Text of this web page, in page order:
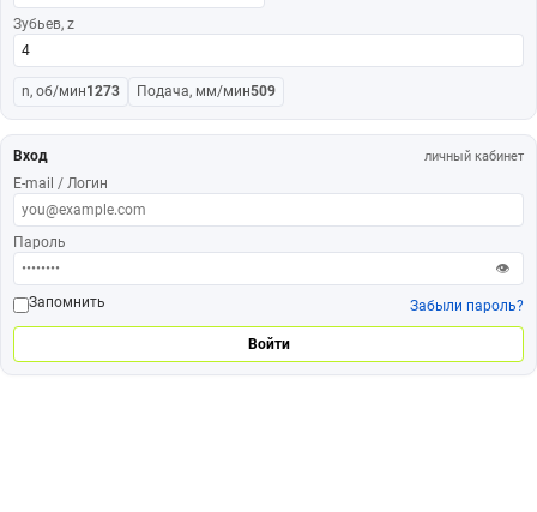
Зубьев, z
n, об/мин1273 Подача, мм/мин509
Вход личный кабинет
E-mail / Логин
Пароль
👁
Запомнить
Забыли пароль?
Войти